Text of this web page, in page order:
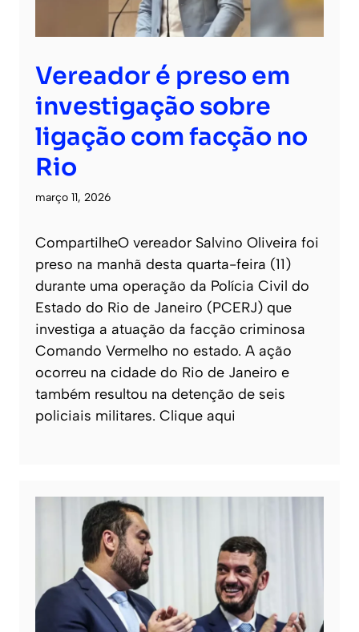
Vereador é preso em
investigação sobre
ligação com facção no
Rio
março 11, 2026
CompartilheO vereador Salvino Oliveira foi
preso na manhã desta quarta-feira (11)
durante uma operação da Polícia Civil do
Estado do Rio de Janeiro (PCERJ) que
investiga a atuação da facção criminosa
Comando Vermelho no estado. A ação
ocorreu na cidade do Rio de Janeiro e
também resultou na detenção de seis
policiais militares. Clique aqui